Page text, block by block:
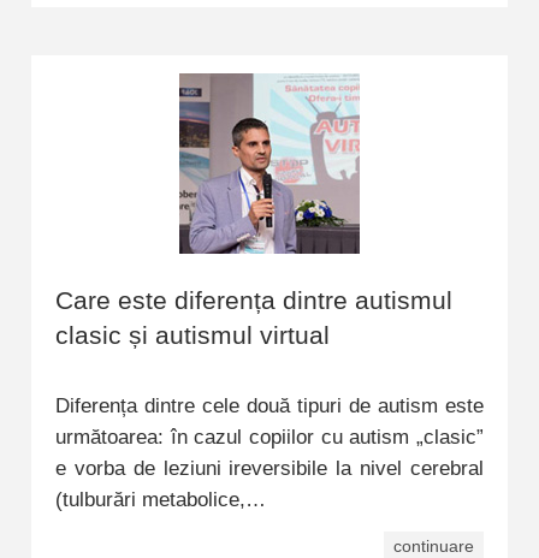
Care este diferența dintre autismul
clasic și autismul virtual
Diferența dintre cele două tipuri de autism este
următoarea: în cazul copiilor cu autism „clasic”
e vorba de leziuni ireversibile la nivel cerebral
(tulburări metabolice,…
continuare